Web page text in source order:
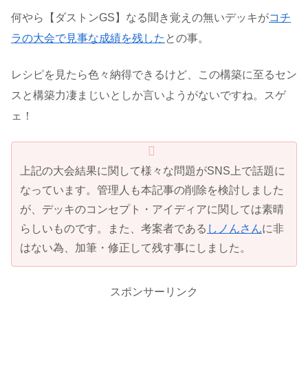
何やら【ダストンGS】なる聞き覚えの無いデッキがコチ
ラの大会で見事な成績を残した との事。
レシピを見たら色々納得できるけど、この構築に至るセン
スと構築力凄まじいとしか言いようがないですね。スゲ
ェ！
上記の大会結果に関して様々な問題がSNS上で話題に
なっています。管理人も本記事の削除を検討しました
が、デッキのコンセプト・アイディアに関しては素晴
らしいものです。また、考案者である しノんさんに非
はない為、加筆・修正して残す事にしました。
スポンサーリンク